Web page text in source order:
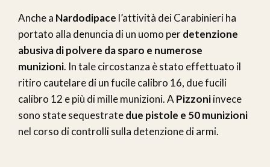
Anche a Nardodipace l’attività dei Carabinieri ha
portato alla denuncia di un uomo perdetenzione
abusiva di polvere da sparo e numerose
munizioni. In tale circostanza è stato effettuato il
ritiro cautelare di un fucile calibro 16, due fucili
calibro 12 e più di mille munizioni. A Pizzoniinvece
sono state sequestratedue pistole e 50 munizioni
nel corso di controlli sulla detenzione di armi.